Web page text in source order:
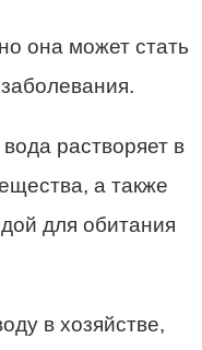
она может стать
растворяет в
а также
для обитания
в хозяйстве,